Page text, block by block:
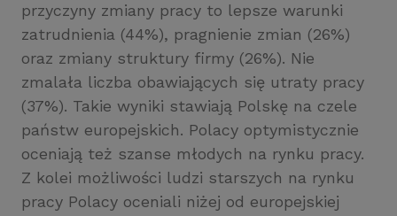
przyczyny zmiany pracy to lepsze warunki
zatrudnienia (44%), pragnienie zmian (26%)
oraz zmiany struktury firmy (26%). Nie
zmalała liczba obawiających się utraty pracy
(37%). Takie wyniki stawiają Polskę na czele
państw europejskich. Polacy optymistycznie
oceniają też szanse młodych na rynku pracy.
Z kolei możliwości ludzi starszych na rynku
pracy Polacy oceniali niżej od europejskiej